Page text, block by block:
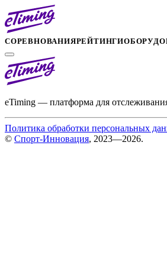
СОРЕВНОВАНИЯРЕЙТИНГИ
eTiming — платформа для
Политика обработки персональных
© Спорт-Инновация, 2023—2026.